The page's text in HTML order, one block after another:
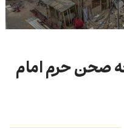
صحن حرم امام